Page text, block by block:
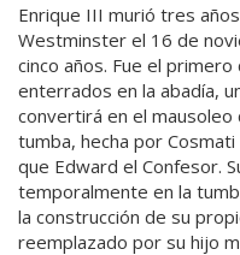
Enrique III murió tres
Westminster el 16 de
cinco años. Fue el
enterrados en la abadía,
convertirá en el mausoleo
tumba, hecha por
que Edward el Confesor.
temporalmente en la
la construcción de su
reemplazado por su hijo